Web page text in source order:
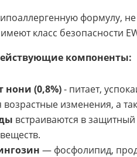
формулу,
класс безопасности
компоненты:
нони (0,8%)- питает,
возрастные изменения, а
встраиваются в
— фосфолипид,